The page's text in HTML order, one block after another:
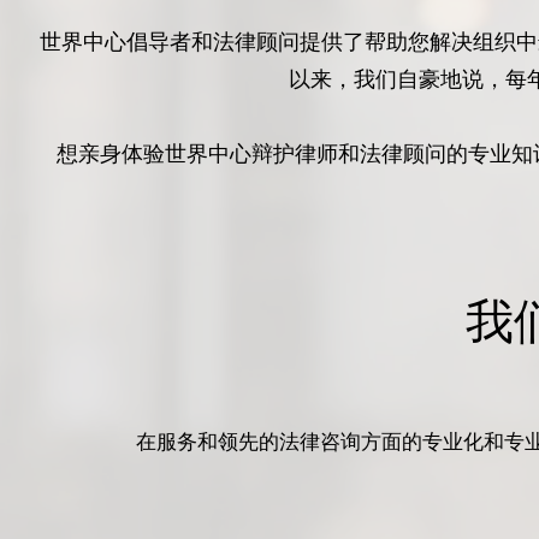
世界中心倡导者和法律顾问提供了帮助您解决组织
以来，我们自豪地说，每
想亲身体验世界中心辩护律师和法律顾问的专业
我
在服务和领先的法律咨询方面的专业化和专